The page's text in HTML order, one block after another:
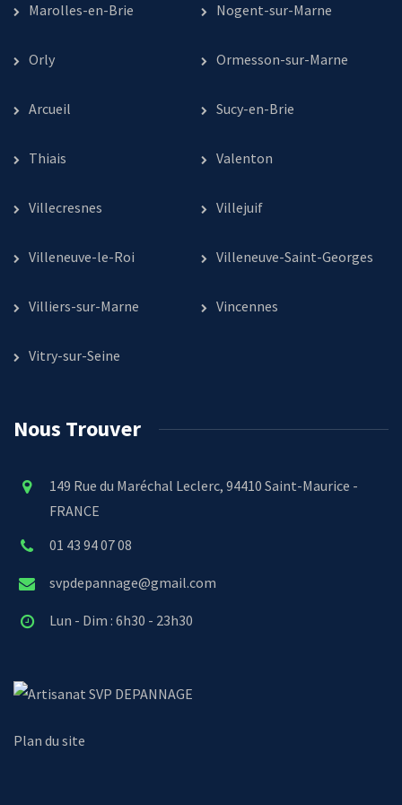
Marolles-en-Brie Nogent-sur-Marne
Orly Ormesson-sur-Marne
Arcueil Sucy-en-Brie
Thiais Valenton
Villecresnes Villejuif
Villeneuve-le-Roi Villeneuve-Saint-Georges
Villiers-sur-Marne Vincennes
Vitry-sur-Seine
Nous Trouver
149 Rue du Maréchal Leclerc, 94410 Saint-Maurice -
FRANCE
01 43 94 07 08
svpdepannage@gmail.com
Lun - Dim : 6h30 - 23h30
SVP DEPANNAGE
Plan du site